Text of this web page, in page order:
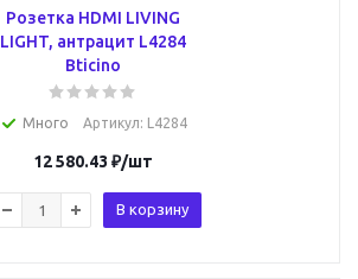
Розетка HDMI LIVING
LIGHT, антрацит L4284
Bticino
Много Артикул: L4284
12 580.43 ₽/шт
В корзину